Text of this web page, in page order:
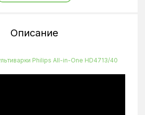
Описание
Philips All-in-One HD4713/40